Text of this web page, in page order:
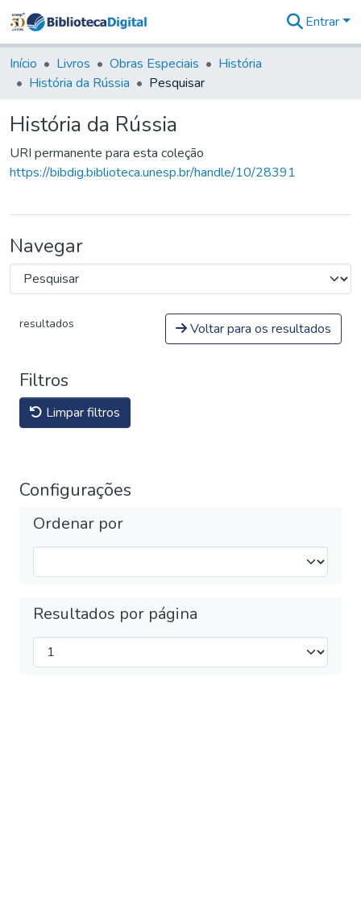
&
Coleções
Tudo na
Digital
Estatísticas
Entrar
Início Livros Obras Especiais
História
História da Rússia
Pesquisar
História da Rússia
URI permanente para esta coleção
https://bibdig.biblioteca.unesp.br/handle/10/28391
Navegar
resultados Voltar para os resultados
Filtros
Limpar filtros
Configurações
Ordenar por
Resultados por página